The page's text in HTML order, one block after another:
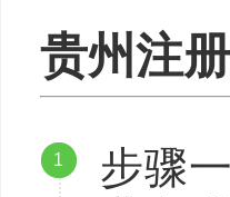
贵州注
1
步骤